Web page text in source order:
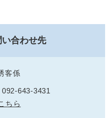
合わせ先
客係
092-643-3431
ちら